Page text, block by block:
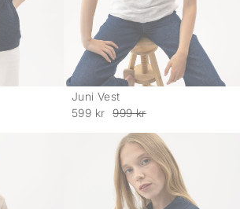
Juni Vest
599 kr
999 kr